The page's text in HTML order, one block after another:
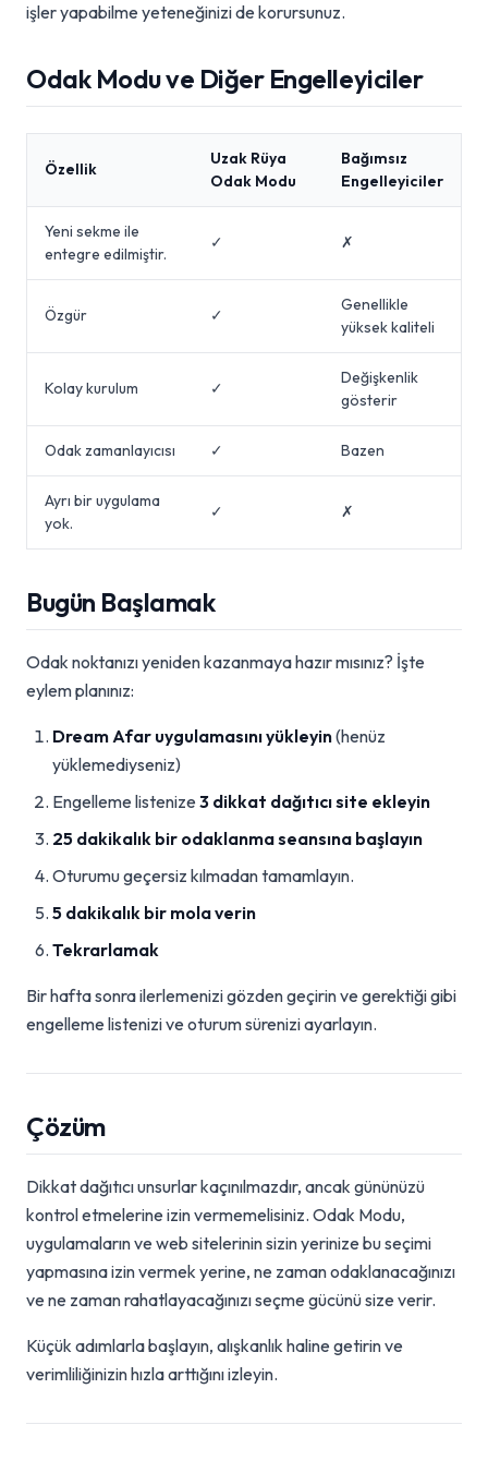
işler yapabilme yeteneğinizi de korursunuz.
Odak Modu ve Diğer Engelleyiciler
Özellik
Uzak Rüya
Odak Modu
Bağımsız
Engelleyiciler
Yeni sekme ile
entegre edilmiştir.
✓ ✗
Özgür ✓
Genellikle
yüksek kaliteli
Kolay kurulum ✓
Değişkenlik
gösterir
Odak zamanlayıcısı ✓ Bazen
Ayrı bir uygulama
yok.
✓ ✗
Bugün Başlamak
Odak noktanızı yeniden kazanmaya hazır mısınız? İşte
eylem planınız:
Dream Afar uygulamasını yükleyin(henüz
yüklemediyseniz)
Engelleme listenize 3 dikkat dağıtıcı site ekleyin
25 dakikalık bir odaklanma seansına başlayın
Oturumu geçersiz kılmadan tamamlayın.
5 dakikalık bir mola verin
Tekrarlamak
Bir hafta sonra ilerlemenizi gözden geçirin ve gerektiği gibi
engelleme listenizi ve oturum sürenizi ayarlayın.
Çözüm
Dikkat dağıtıcı unsurlar kaçınılmazdır, ancak gününüzü
kontrol etmelerine izin vermemelisiniz. Odak Modu,
uygulamaların ve web sitelerinin sizin yerinize bu seçimi
yapmasına izin vermek yerine, ne zaman odaklanacağınızı
ve ne zaman rahatlayacağınızı seçme gücünü size verir.
Küçük adımlarla başlayın, alışkanlık haline getirin ve
verimliliğinizin hızla arttığını izleyin.